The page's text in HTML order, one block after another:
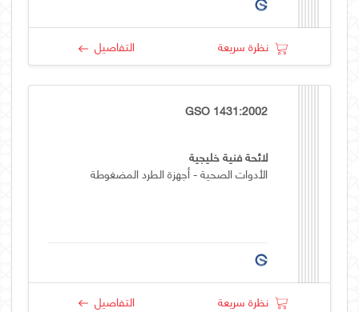
نظرة سريعة التفاصيل
GSO 1431:2002
لائحة فنية خليجية
الأدوات الصحية - أجهزة الطرد المضغوطة
نظرة سريعة التفاصيل